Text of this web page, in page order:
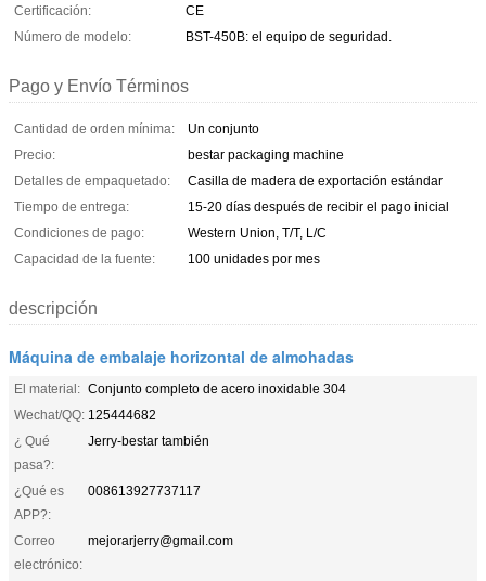
Certificación:
CE
Número de modelo:
BST-450B: el equipo de seguridad.
Pago y Envío Términos
Cantidad de orden mínima:
Un conjunto
Precio:
bestar packaging machine
Detalles de empaquetado:
Casilla de madera de exportación estándar
Tiempo de entrega:
15-20 días después de recibir el pago inicial
Condiciones de pago:
Western Union, T/T, L/C
Capacidad de la fuente:
100 unidades por mes
descripción
Máquina de embalaje horizontal de almohadas
El material: Conjunto completo de acero inoxidable 304
Wechat/QQ: 125444682
¿ Qué
pasa?:
Jerry-bestar también
¿Qué es
APP?:
008613927737117
Correo
electrónico:
mejorarjerry@gmail.com